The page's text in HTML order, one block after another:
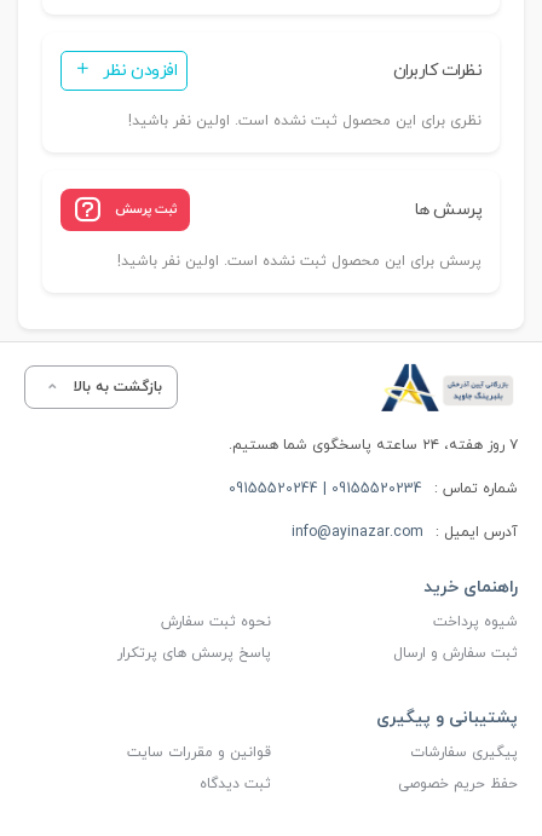
نظرات کاربران افزودن نظر
نظری برای این محصول ثبت نشده است. اولین نفر باشید!
پرسش ها ثبت پرسش
پرسش برای این محصول ثبت نشده است. اولین نفر باشید!
بازگشت به بالا
۷ روز هفته، ۲۴ ساعته پاسخگوی شما هستیم.
شماره تماس : 09155520234 | 09155520244
آدرس ایمیل : info@ayinazar.com
راهنمای خرید
شیوه پرداخت
نحوه ثبت سفارش
ثبت سفارش و ارسال
پاسخ پرسش های پرتکرار
پشتیبانی و پیگیری
پیگیری سفارشات
قوانین و مقررات سایت
حفظ حریم خصوصی
ثبت دیدگاه